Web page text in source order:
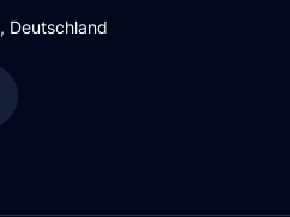
, Deutschland